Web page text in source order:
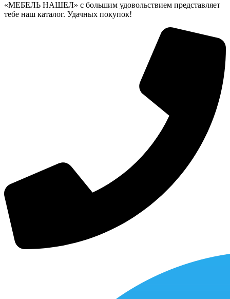
«МЕБЕЛЬ НАШЕЛ» с большим удовольствием представляет
тебе наш каталог. Удачных покупок!